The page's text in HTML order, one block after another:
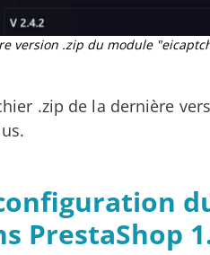
version .zip du module
.zip de la dernière
PrestaShop